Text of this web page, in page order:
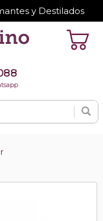
y Destilados